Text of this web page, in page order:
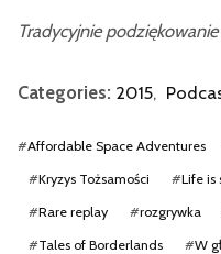
Tradycyjnie
Categories: 2015,
#Affordable Space Adventures
#Kryzys Tożsamości #Life is
#Rare replay #rozgrywka
#Tales of Borderlands #W